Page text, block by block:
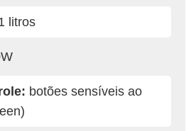
litros
botões sensíveis ao